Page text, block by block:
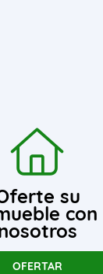
su
con
OFERTAR